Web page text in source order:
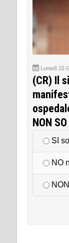
Lunedì 15
(CR) Il
NON SO
SI
NO